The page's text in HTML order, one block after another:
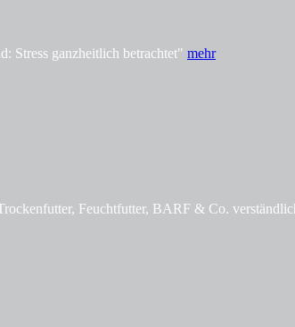
Stress ganzheitlich betrachtet" mehr
Feuchtfutter, BARF & Co.